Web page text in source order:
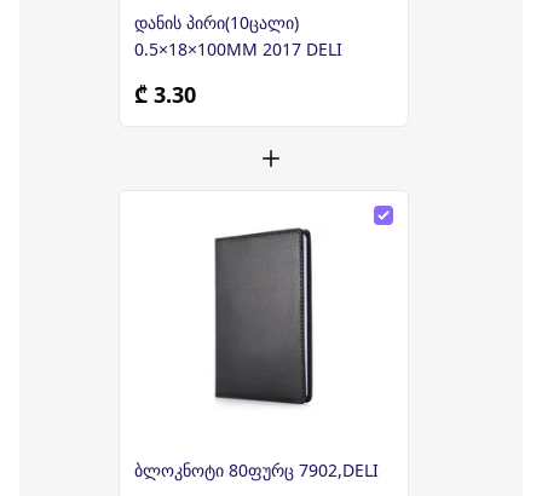
დანის პირი(10ცალი)
0.5×18×100MM 2017 DELI
₾ 3.30
ბლოკნოტი 80ფურც 7902,DELI